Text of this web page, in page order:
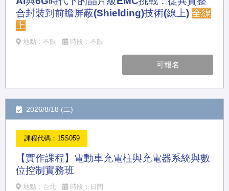
合封裝到前瞻屏蔽(Shielding)技術(線上) 全線
上
地點：不限 時段：不限
可報名
2026/8/18 (二)
課程代碼：15S059
【實作課程】電動車充電柱與充電器系統與數
位控制實務班
地點：台北 時段：日間